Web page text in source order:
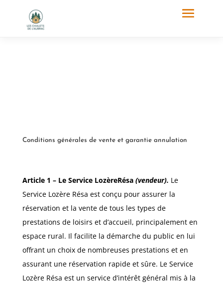
Conditions générales de vente et garantie annulation
Article 1 – Le Service LozèreRésa(vendeur). Le
Service Lozère Résa est conçu pour assurer la
réservation et la vente de tous les types de
prestations de loisirs et d’accueil, principalement en
espace rural. Il facilite la démarche du public en lui
offrant un choix de nombreuses prestations et en
assurant une réservation rapide et sûre. Le Service
Lozère Résa est un service d’intérêt général mis à la